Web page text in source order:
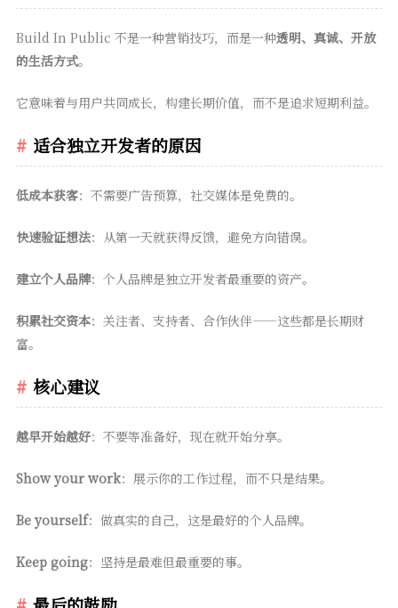
Build In Public 不是一种营销技巧，而是一种透明、真诚、开放
的生活方式。
它意味着与用户共同成长，构建长期价值，而不是追求短期利益。
适合独立开发者的原因
低成本获客：不需要广告预算，社交媒体是免费的。
快速验证想法：从第一天就获得反馈，避免方向错误。
建立个人品牌：个人品牌是独立开发者最重要的资产。
积累社交资本：关注者、支持者、合作伙伴——这些都是长期财
富。
核心建议
越早开始越好：不要等准备好，现在就开始分享。
Show your work：展示你的工作过程，而不只是结果。
Be yourself：做真实的自己，这是最好的个人品牌。
Keep going：坚持是最难但最重要的事。